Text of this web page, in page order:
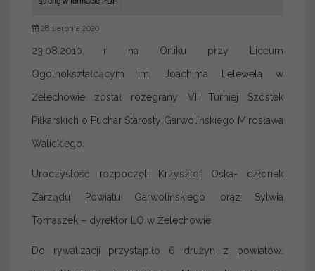
28 sierpnia 2020
23.08.2010 r na Orliku przy Liceum
Ogólnokształcącym im. Joachima Lelewela w
Żelechowie został rozegrany VII Turniej Szóstek
Piłkarskich o Puchar Starosty Garwolińskiego Mirosława
Walickiego.
Uroczystość rozpoczęli Krzysztof Ośka- członek
Zarządu Powiatu Garwolińskiego oraz Sylwia
Tomaszek – dyrektor LO w Żelechowie
Do rywalizacji przystąpiło 6 drużyn z powiatów: